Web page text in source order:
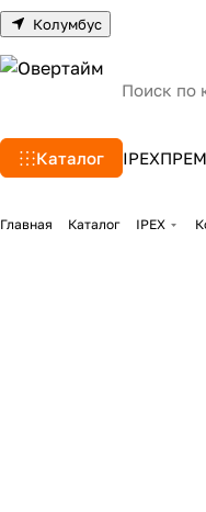
Колумбус
Каталог IPEX
Главная Каталог IPEX